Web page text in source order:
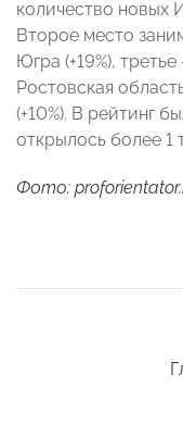
количество новых
Второе место
Югра (+19%),
Ростовская
(+10%). В рейтинг
открылось более 1
Фото: